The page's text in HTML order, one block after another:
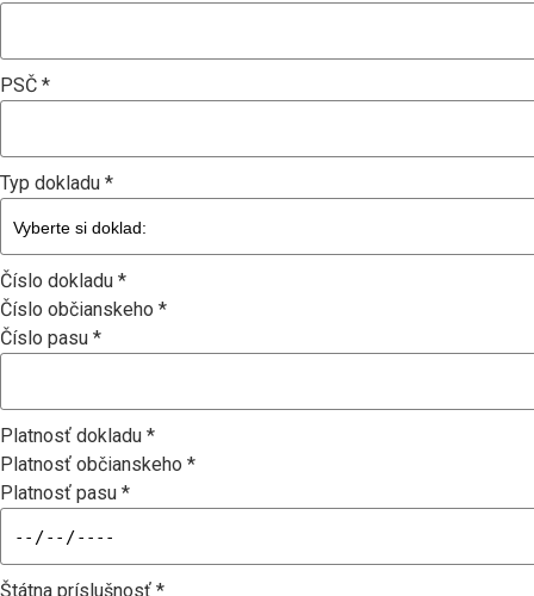
PSČ *
Typ dokladu *
Číslo dokladu *
Číslo občianskeho *
Číslo pasu *
Platnosť dokladu *
Platnosť občianskeho *
Platnosť pasu *
Štátna príslušnosť *